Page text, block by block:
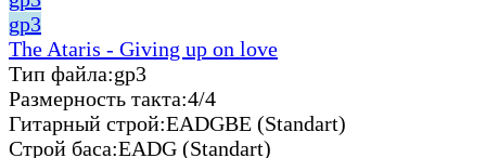
gp3
The Ataris - Giving up on love
Тип файла:gp3
Размерность такта:4/4
Гитарный строй:EADGBE (Standart)
Строй баса:EADG (Standart)